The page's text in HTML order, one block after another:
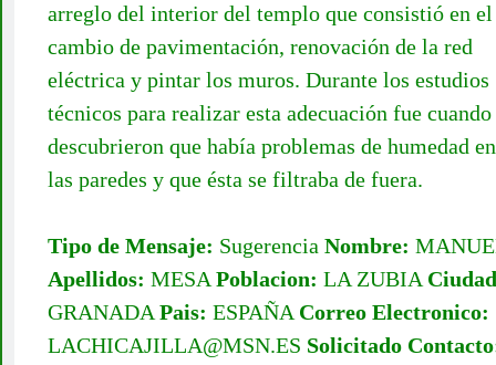
arreglo del interior del templo que consistió en el
cambio de pavimentación, renovación de la red
eléctrica y pintar los muros. Durante los estudios
técnicos para realizar esta adecuación fue cuando
descubrieron que había problemas de humedad en
las paredes y que ésta se filtraba de fuera.
Tipo de Mensaje: Sugerencia Nombre:
Apellidos: MESA Poblacion: LA ZUBIA
GRANADA Pais: ESPAÑA Correo Electronico:
LACHICAJILLA@MSN.ES Solicitado